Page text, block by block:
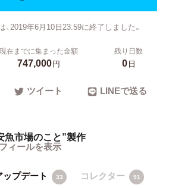
2019年6月10日23:59に終了しました。
現在までに集まった金額
747,000円
残り日数
0日
ツイート LINEで送る
魚市場のこと”製作
ィールを表示
ップデート 33 コレクター 91